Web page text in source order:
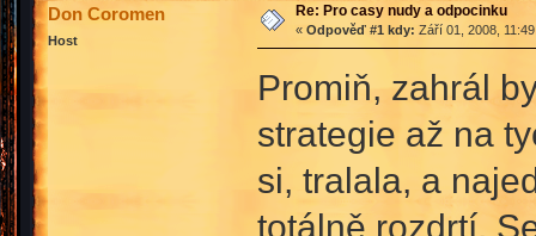
Don Coromen
Host
Re: Pro casy nudy a odpocinku
« Odpověď #1 kdy: Září 01, 2008,
Promiň, zahrál
strategie až na
si, tralala, a
totálně rozdrtí.